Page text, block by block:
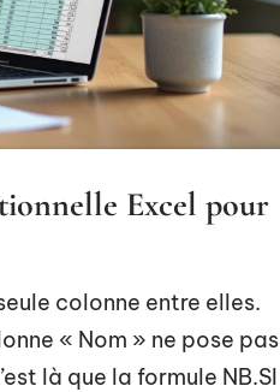
Excel pour
colonne entre elles.
« Nom » ne pose pas
là que la formule NB.SI